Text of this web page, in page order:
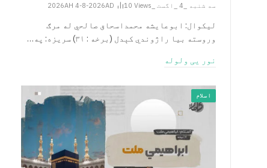
سه شنبه _4 _اگست _2026AH 4-8-2026AD 10 Views
لیکوال: ابوعایشه محمداسحاق صالحي له مرګ
وروسته بیا راژوندي کېدل (برخه : ۳۱) سریزه: په…
نور یی ولوله
اسلام